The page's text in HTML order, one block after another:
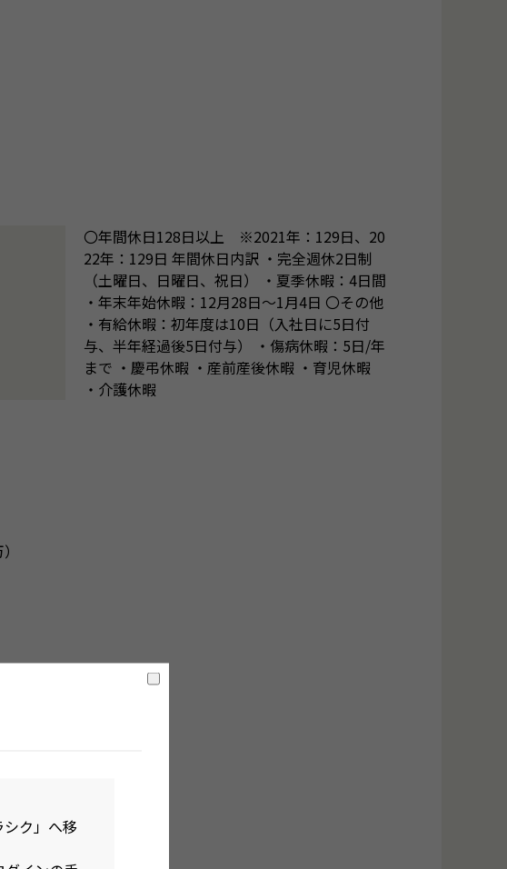
ク」へ移
〇年間休日128日以上 ※2021年：129日、20
22年：129日 年間休日内訳 ・完全週休2日制
（土曜日、日曜日、祝日） ・夏季休暇：4日間
・年末年始休暇：12月28日〜1月4日 〇その他
・有給休暇：初年度は10日（入社日に5日付
与、半年経過後5日付与） ・傷病休暇：5日/年
まで ・慶弔休暇 ・産前産後休暇 ・育児休暇
・介護休暇